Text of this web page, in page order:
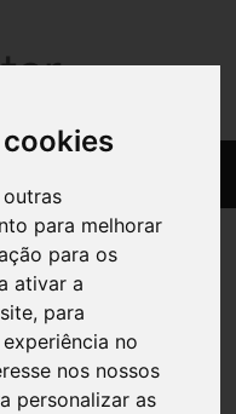
para melhorar
para os
ativar a
, para
no
nos nossos
personalizar as